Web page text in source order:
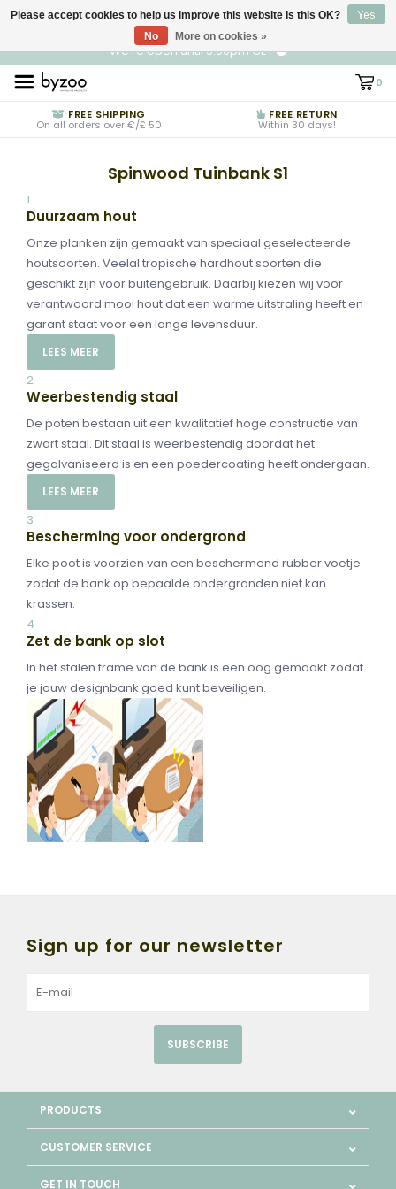
EN
€ EUR
We're open until 5:00pm CET
0
FREE SHIPPING
On all orders over €/£ 50
FREE RETURN
Within 30 days!
Spinwood Tuinbank S1
1
Duurzaam hout
Onze planken zijn gemaakt van speciaal geselecteerde
houtsoorten. Veelal tropische hardhout soorten die
geschikt zijn voor buitengebruik. Daarbij kiezen wij voor
verantwoord mooi hout dat een warme uitstraling heeft en
garant staat voor een lange levensduur.
LEES MEER
2
Weerbestendig staal
De poten bestaan uit een kwalitatief hoge constructie van
zwart staal. Dit staal is weerbestendig doordat het
gegalvaniseerd is en een poedercoating heeft ondergaan.
LEES MEER
3
Bescherming voor ondergrond
Elke poot is voorzien van een beschermend rubber voetje
zodat de bank op bepaalde ondergronden niet kan
krassen.
4
Zet de bank op slot
In het stalen frame van de bank is een oog gemaakt zodat
je jouw designbank goed kunt beveiligen.
Sign up for our newsletter
SUBSCRIBE
PRODUCTS
CUSTOMER SERVICE
GET IN TOUCH
Please accept cookies to help us improve this website Is this OK?
Yes
No
More on cookies »